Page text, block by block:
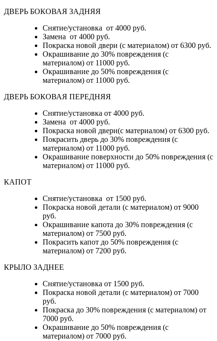
ДВЕРЬ БОКОВАЯ ЗАДНЯЯ
Снятие/установка от 4000 руб.
Замена от 4000 руб.
Покраска новой двери (с материалом) от 6300 руб.
Окрашивание до 30% повреждения (с
материалом) от 11000 руб.
Окрашивание до 50% повреждения (с
материалом) от 11000 руб.
ДВЕРЬ БОКОВАЯ ПЕРЕДНЯЯ
Снятие/установка от 4000 руб.
Замена от 4000 руб.
Покраска новой двери(с материалом) от 6300 руб.
Покрасить дверь до 30% повреждения (с
материалом) от 11000 руб.
Окрашивание поверхности до 50% повреждения (с
материалом) от 11000 руб.
КАПОТ
Снятие/установка от 1500 руб.
Покраска новой детали (с материалом) от 9000
руб.
Окрашивание капота до 30% повреждения (с
материалом) от 7500 руб.
Покрасить капот до 50% повреждения (с
материалом) от 7200 руб.
КРЫЛО ЗАДНЕЕ
Снятие/установка от 1500 руб.
Покраска новой детали (с материалом) от 7000
руб.
Покраска до 30% повреждения (с материалом) от
7000 руб.
Окрашивание до 50% повреждения (с
материалом) от 7000 руб.